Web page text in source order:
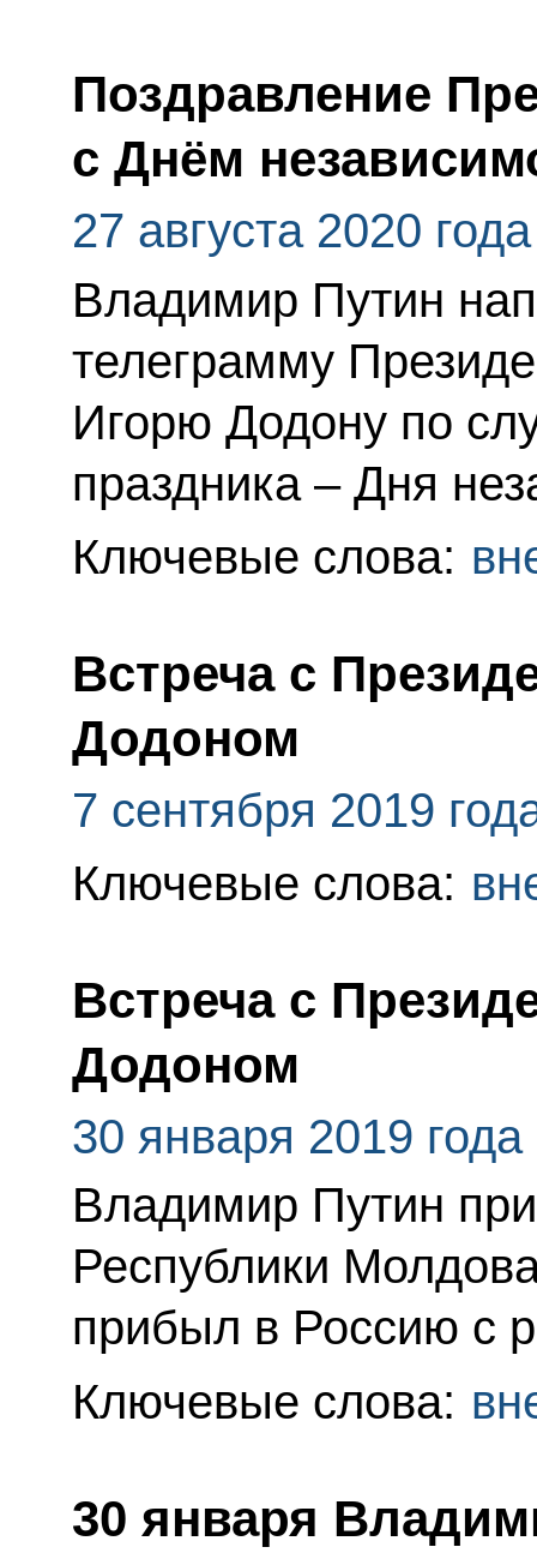
Поздравление
с Днём
27 августа 2020 года
Владимир Путин
телеграмму
Игорю Додону по
праздника – Дня
Ключевые слова:
Встреча с
Додоном
7 сентября 2019
Ключевые слова:
Встреча с
Додоном
30 января 2019 года
Владимир Путин
Республики
прибыл в Россию с
Ключевые слова:
30 января